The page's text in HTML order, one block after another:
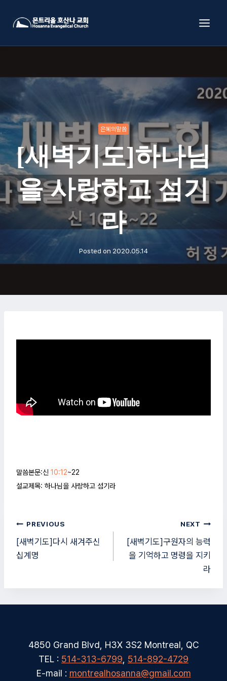
은혜의말씀
[새벽기도]하나님
을 사랑하고 섬기
라
Posted on 2020.05.14
말씀본문:신 10:12~22
설교제목: 하나님을 사랑하고 섬기라
글
탐
색
PREVIOUS
[새벽기도]다시 새겨주신
십계명
NEXT
[새벽기도]구원자의 능력
을 기억하고 명령을 지키
라
4850 Grand Blvd, H3X 3S2 Montreal, QC
TEL : 514-313-6799 514-892-4729
E-mail : montrealhosanna@gmail.com